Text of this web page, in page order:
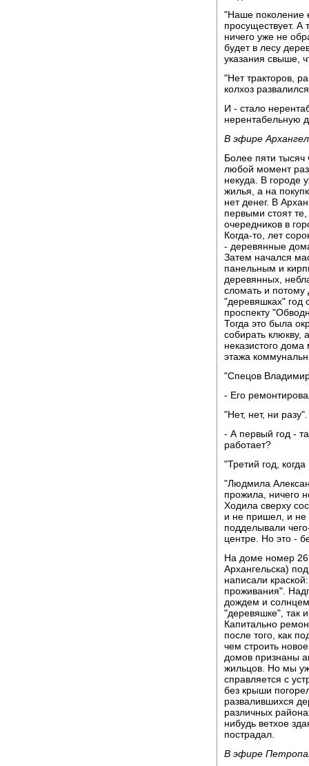
"Наше поколение
просуществует. А
ничего уже не
будет в лесу
указания свыше,
"Нет тракторов,
колхоз
И - стало
нерентабельную
В эфире
Более пяти тысяч
любой момент
некуда. В городе
жилья, а на
нет денег. В
первыми стоят
очередников в
Когда-то, лет
- деревянные
Затем начался
панельным и
деревянных,
сломать и потому
"деревяшках" год
проспекту
Тогда это была
собирать клюкву,
неказистого
этажа
"Спецов
- Его
"Нет, нет, ни разу".
- А первый год -
работает?
"Третий год,
"Людмила
прожила, ничего
Ходила сверху
и не пришел, и
подделывали
центре. Но это -
На доме номер 26
Архангельска)
написали
проживания".
дождем и
"деревяшке", так
Капитально
после того, как
чем строить
домов признаны
жильцов. Но мы
справляется с
без крыши
развалившихся
различных
нибудь ветхое
пострадал.
В эфире